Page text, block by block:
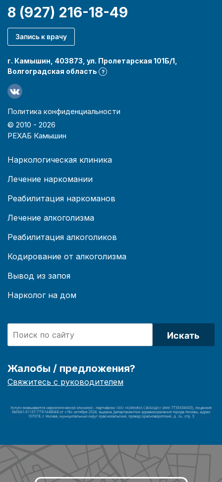
8 (927) 216-18-49
Запись к врачу
г. Камышин, 403873, ул. Пролетарская 101Б/1,
Волгоградская область
?
Политика конфиденциальности
© 2010 - 2026
РЕХАБ Камышин
Наркологическая клиника
Лечение наркомании
Реабилитация наркоманов
Лечение алкоголизма
Реабилитация алкоголиков
Кодирование от алкоголизма
Вывод из запоя
Нарколог на дом
Искать
Жалобы / предложения?
Свяжитесь с руководителем